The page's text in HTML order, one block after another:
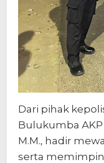
Dari pihak
Bulukumba AKP
M.M., hadir
serta